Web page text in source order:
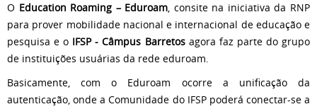
O Education Roaming – Eduroam, consite na iniciativa da RNP
para prover mobilidade nacional e internacional de educação e
pesquisa e o IFSP - Câmpus Barretosagora faz parte do grupo
de instituições usuárias da rede eduroam.
Basicamente, com o Eduroam ocorre a unificação da
autenticação, onde a Comunidade do IFSP poderá conectar-se a